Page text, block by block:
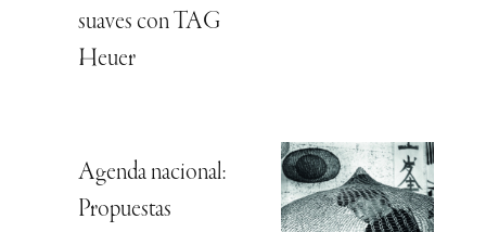
suaves con TAG
Heuer
Agenda nacional:
Propuestas